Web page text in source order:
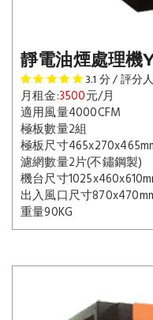
靜電油煙處理機
3.1 分 / 評分
月租金:3500元/月
適用風量4000CFM
極板數量2組
極板尺寸
濾網數量2片(不鏽鋼製)
機台尺寸
出入風口尺寸
重量90KG